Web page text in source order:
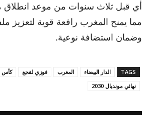
مما يمنح المغرب رافعة قوية لتعزيز
وضمان استضافة نوعية.
TAGS الدار البيضاء المغرب فوزي لقجع
كأس
نهائي مونديال 2030